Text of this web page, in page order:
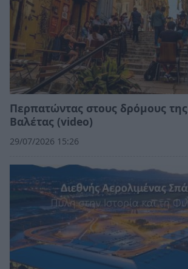
Περπατώντας στους δρόμους της
Βαλέτας (video)
29/07/2026 15:26